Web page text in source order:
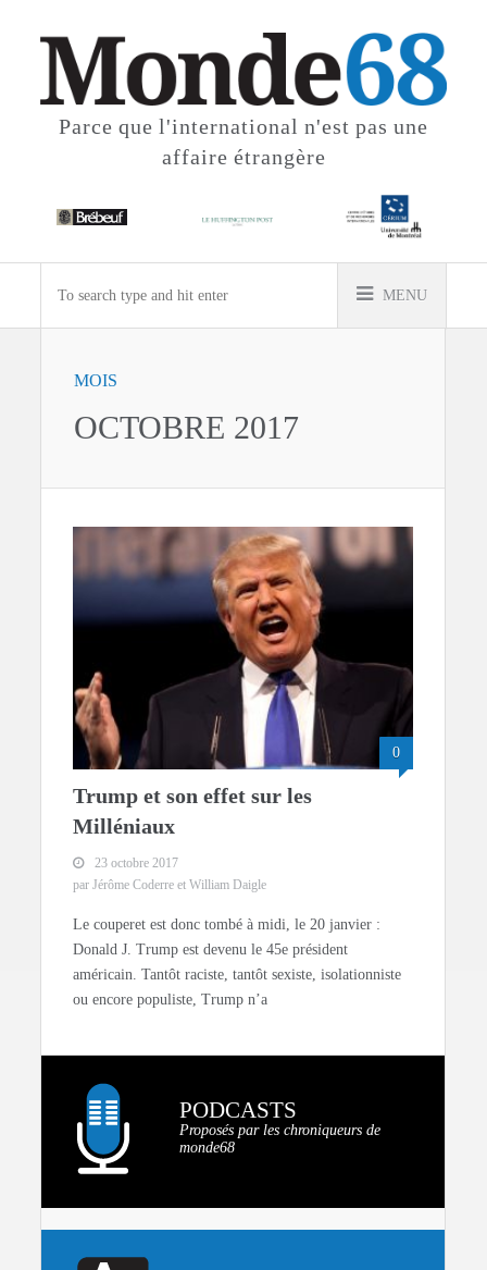
Parce que l'international n'est pas une
affaire étrangère
MENU
MOIS
OCTOBRE 2017
0
Trump et son effet sur les
Milléniaux
23 octobre 2017
par Jérôme Coderre et William Daigle
Le couperet est donc tombé à midi, le 20 janvier :
Donald J. Trump est devenu le 45e président
américain. Tantôt raciste, tantôt sexiste, isolationniste
ou encore populiste, Trump n’a
PODCASTS
Proposés par les chroniqueurs de
monde68